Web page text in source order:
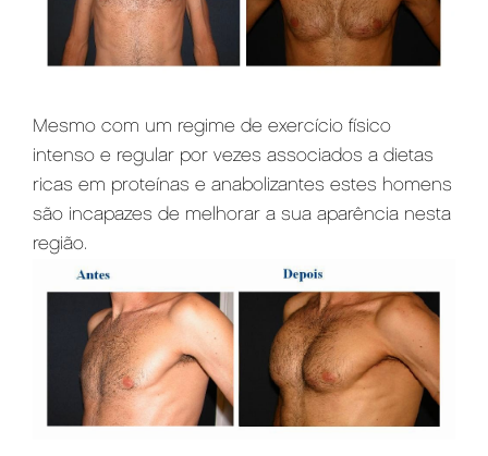
Mesmo com um regime de exercício físico
intenso e regular por vezes associados a dietas
ricas em proteínas e anabolizantes estes homens
são incapazes de melhorar a sua aparência nesta
região.